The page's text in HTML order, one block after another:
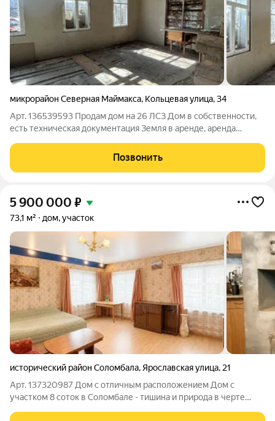
микрорайон Северная Маймакса, Кольцевая улица,34
Арт. 136539593 Продам дом на 26 ЛСЗ Дом в собственности,
есть техническая документация Земля в аренде, аренда
земельного участка 11 сот. Общая площадь дома 44,2 кв.м. Есть
еще чердак, который не входит в
Позвонить
5 900 000 ₽
73,1 м² дом, участок
исторический район Соломбала, Ярославская улица, 21
Арт. 137320987 Дом с отличным расположением Дом с
участком 8 соток в Соломбале - тишина и природа в черте